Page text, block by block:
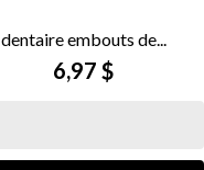
dentaire embouts de...
6,97 $